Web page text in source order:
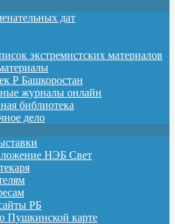
дат
экстремистских материалов
Р Башкоростан
журналы онлайн
библиотека
дело
НЭБ Свет
РБ
Пушкинской карте